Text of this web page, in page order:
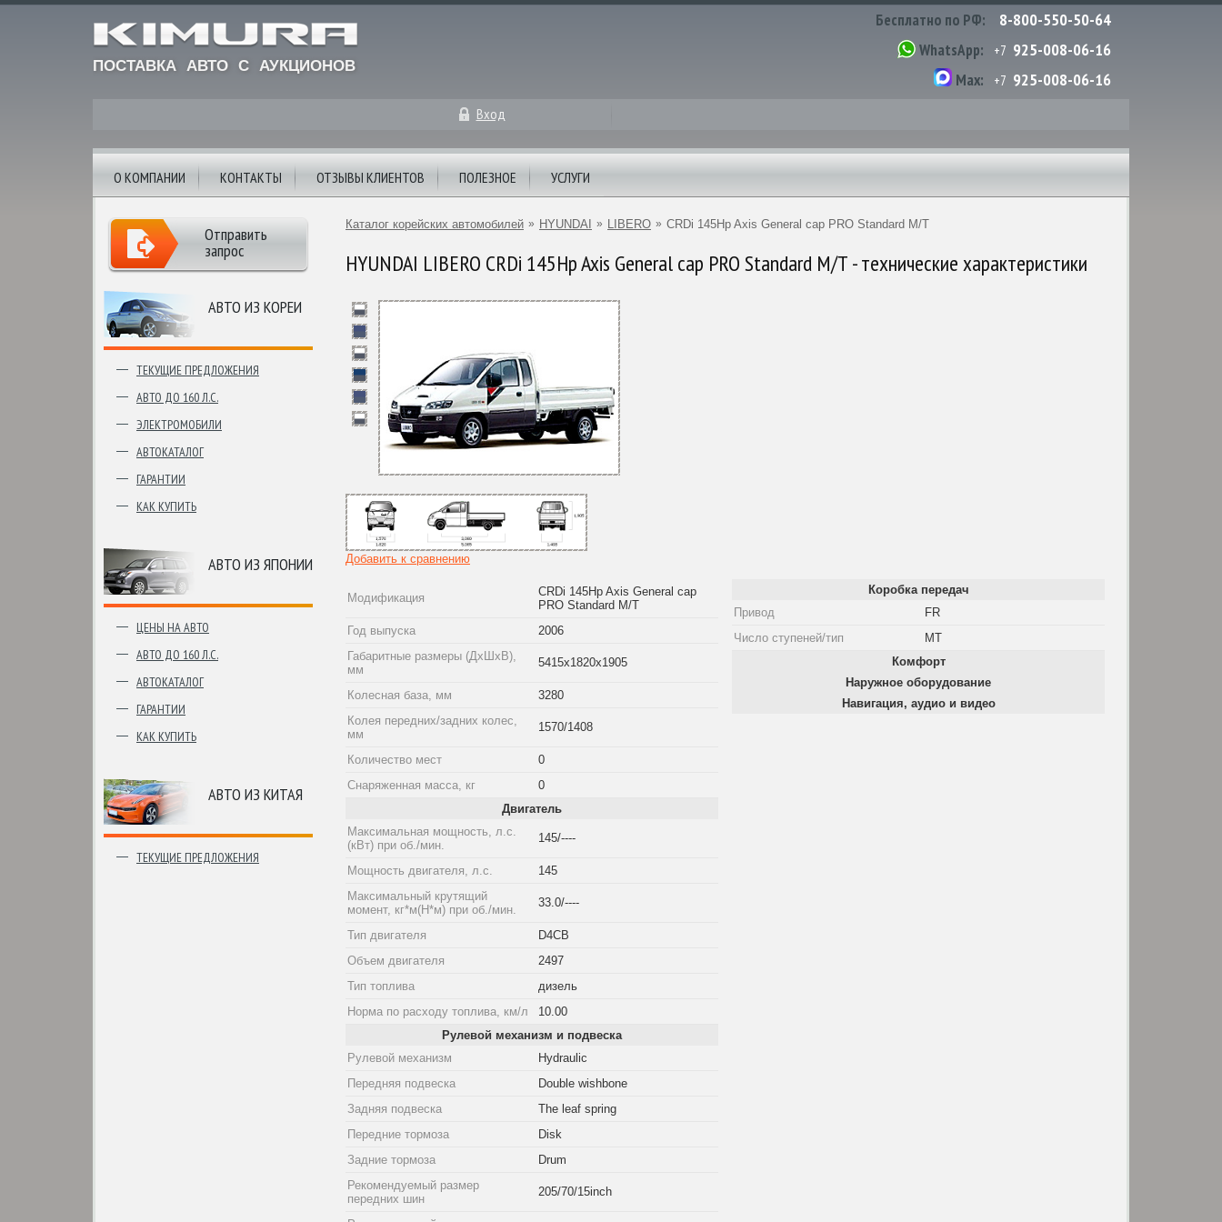
ПОСТАВКА АВТО С АУКЦИОНОВ
Бесплатно по РФ: 8-800-550-50-64
WhatsApp: +7 925-008-06-16
Max: +7 925-008-06-16
Вход
О КОМПАНИИ КОНТАКТЫ ОТЗЫВЫ КЛИЕНТОВ ПОЛЕЗНОЕ УСЛУГИ
АВТО ИЗ КОРЕИ
ТЕКУЩИЕ ПРЕДЛОЖЕНИЯ
АВТО ДО 160 Л.С.
ЭЛЕКТРОМОБИЛИ
АВТОКАТАЛОГ
ГАРАНТИИ
КАК КУПИТЬ
АВТО ИЗ ЯПОНИИ
ЦЕНЫ НА АВТО
АВТО ДО 160 Л.С.
АВТОКАТАЛОГ
ГАРАНТИИ
КАК КУПИТЬ
АВТО ИЗ КИТАЯ
ТЕКУЩИЕ ПРЕДЛОЖЕНИЯ
Отправить
запрос
Каталог корейских автомобилей » HYUNDAI » LIBERO » CRDi 145Hp Axis General cap PRO Standard M/T
HYUNDAI LIBERO CRDi 145Hp Axis General cap PRO Standard M/T - технические характеристики
Добавить к сравнению
Модификация
CRDi 145Hp Axis General cap
PRO Standard M/T
Год выпуска
2006
Габаритные размеры (ДхШхВ),
мм
5415x1820x1905
Колесная база, мм
3280
Колея передних/задних колес,
мм
1570/1408
Количество мест
0
Снаряженная масса, кг
0
Двигатель
Максимальная мощность, л.с.
(кВт) при об./мин.
145/----
Мощность двигателя, л.с.
145
Максимальный крутящий
момент, кг*м(Н*м) при об./мин.
33.0/----
Тип двигателя
D4CB
Объем двигателя
2497
Тип топлива
дизель
Норма по расходу топлива, км/л
10.00
Рулевой механизм и подвеска
Рулевой механизм
Hydraulic
Передняя подвеска
Double wishbone
Задняя подвеска
The leaf spring
Передние тормоза
Disk
Задние тормоза
Drum
Рекомендуемый размер
передних шин
205/70/15inch
Коробка передач
Привод
FR
Число ступеней/тип
MT
Комфорт
Наружное оборудование
Навигация, аудио и видео